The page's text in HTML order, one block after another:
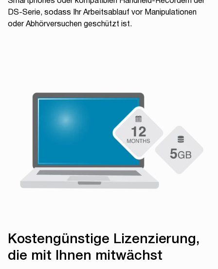
DS-Serie, sodass Ihr Arbeitsablauf vor Manipulationen
oder Abhörversuchen geschützt ist.
Kostengünstige Lizenzierung,
die mit Ihnen mitwächst